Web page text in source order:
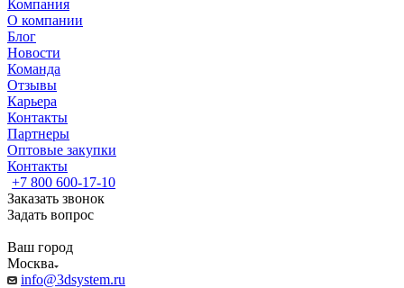
Компания
О компании
Блог
Новости
Команда
Отзывы
Карьера
Контакты
Партнеры
Оптовые закупки
Контакты
+7 800 600-17-10
Заказать звонок
Задать вопрос
Ваш город
Москва
info@3dsystem.ru